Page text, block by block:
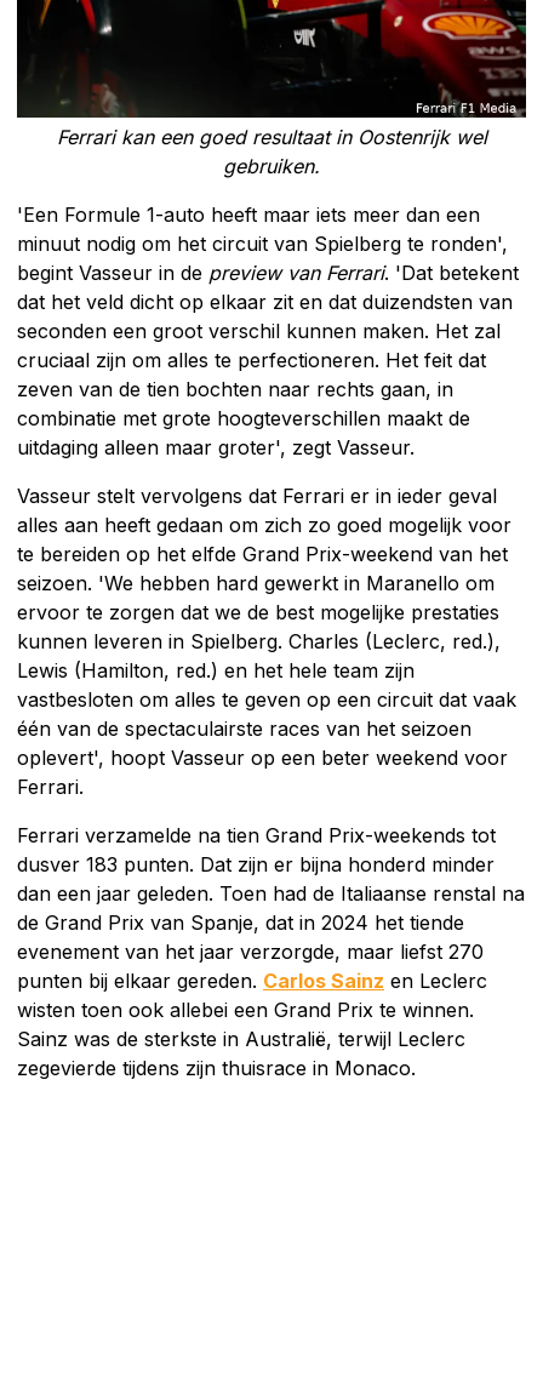
Ferrari kan een goed resultaat in Oostenrijk wel
gebruiken.
'Een Formule 1-auto heeft maar iets meer dan een
minuut nodig om het circuit van Spielberg te ronden',
begint Vasseur in de preview van Ferrari. 'Dat betekent
dat het veld dicht op elkaar zit en dat duizendsten van
seconden een groot verschil kunnen maken. Het zal
cruciaal zijn om alles te perfectioneren. Het feit dat
zeven van de tien bochten naar rechts gaan, in
combinatie met grote hoogteverschillen maakt de
uitdaging alleen maar groter', zegt Vasseur.
Vasseur stelt vervolgens dat Ferrari er in ieder geval
alles aan heeft gedaan om zich zo goed mogelijk voor
te bereiden op het elfde Grand Prix-weekend van het
seizoen. 'We hebben hard gewerkt in Maranello om
ervoor te zorgen dat we de best mogelijke prestaties
kunnen leveren in Spielberg. Charles (Leclerc, red.),
Lewis (Hamilton, red.) en het hele team zijn
vastbesloten om alles te geven op een circuit dat vaak
één van de spectaculairste races van het seizoen
oplevert', hoopt Vasseur op een beter weekend voor
Ferrari.
Ferrari verzamelde na tien Grand Prix-weekends tot
dusver 183 punten. Dat zijn er bijna honderd minder
dan een jaar geleden. Toen had de Italiaanse renstal na
de Grand Prix van Spanje, dat in 2024 het tiende
evenement van het jaar verzorgde, maar liefst 270
punten bij elkaar gereden. Carlos Sainz en Leclerc
wisten toen ook allebei een Grand Prix te winnen.
Sainz was de sterkste in Australië, terwijl Leclerc
zegevierde tijdens zijn thuisrace in Monaco.